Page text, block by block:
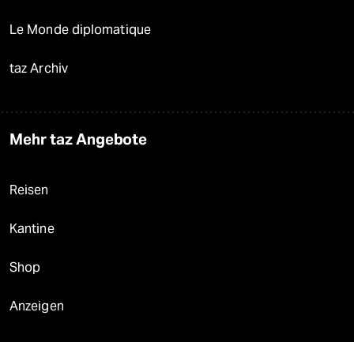
Le Monde diplomatique
taz Archiv
Mehr taz Angebote
Reisen
Kantine
Shop
Anzeigen